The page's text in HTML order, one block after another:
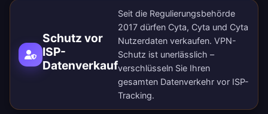
Schutz vor
ISP-
Datenverkauf
Seit die Regulierungsbehörde
2017 dürfen Cyta, Cyta und Cyta
Nutzerdaten verkaufen. VPN-
Schutz ist unerlässlich –
verschlüsseln Sie Ihren
gesamten Datenverkehr vor ISP-
Tracking.